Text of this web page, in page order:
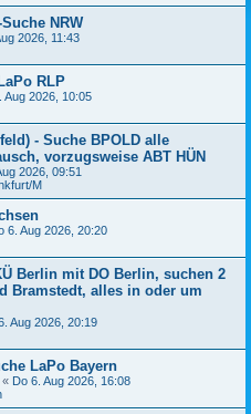
NRW
2026, 11:43
RLP
Aug 2026, 10:05
- Suche BPOLD alle
vorzugsweise ABT HÜN
2026, 09:51
M
6. Aug 2026, 20:20
Berlin mit DO Berlin, suchen 2
Bramstedt, alles in oder um
Aug 2026, 20:19
LaPo Bayern
« Do 6. Aug 2026, 16:08